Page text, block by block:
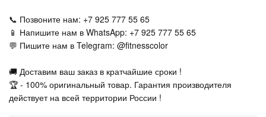
📞 Позвоните нам: +7 925 777 55 65
📱 Напишите нам в WhatsApp: +7 925 777 55 65
💬 Пишите нам в Telegram: @fitnesscolor
🚚 Доставим ваш заказ в кратчайшие сроки !
🏆 - 100% оригинальный товар. Гарантия производителя
действует на всей территории России !